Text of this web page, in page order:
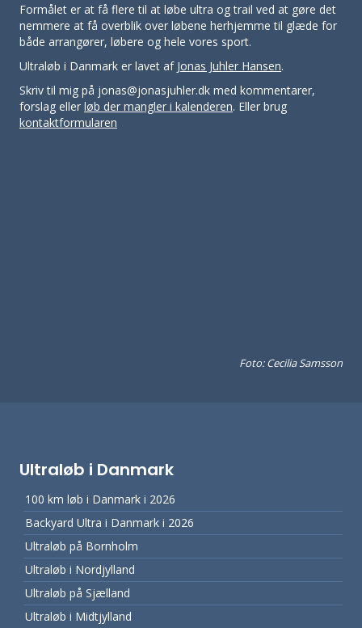
Formålet er at få flere til at løbe ultra og trail ved at gøre det
nemmere at få overblik over løbene herhjemme til glæde for
både arrangører, løbere og hele vores sport.
Ultraløb i Danmark er lavet af Jonas Juhler Hansen.
Skriv til mig på jonas@jonasjuhler.dk med kommentarer,
forslag eller løb der mangler i kalenderen. Eller brug
kontaktformularen
Foto: Cecilia Samsson
Ultraløb i Danmark
100 km løb i Danmark i 2026
Backyard Ultra i Danmark i 2026
Ultraløb på Bornholm
Ultraløb i Nordjylland
Ultraløb på Sjælland
Ultraløb i Midtjylland